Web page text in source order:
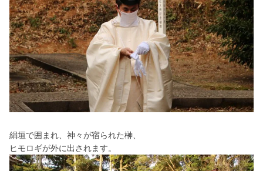
絹垣で囲まれ、神々が宿られた榊、
ヒモロギが外に出されます。